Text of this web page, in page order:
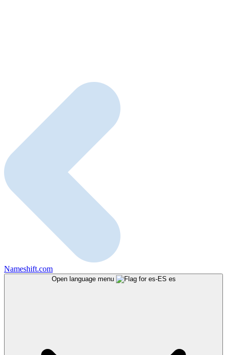
Nameshift.com
Open language menu es